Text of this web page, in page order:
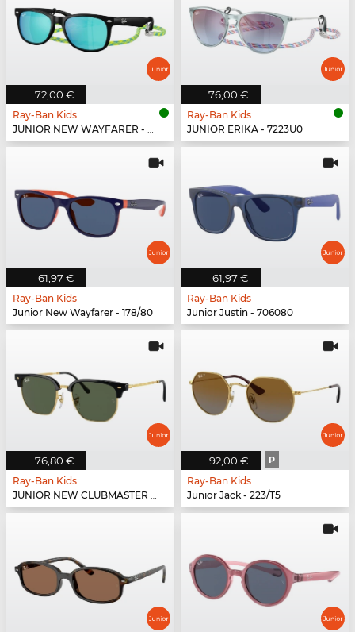
72,00 €
Ray-Ban Kids
JUNIOR NEW WAYFARER - 702855
76,00 €
Ray-Ban Kids
JUNIOR ERIKA - 7223U0
61,97 €
Ray-Ban Kids
Junior New Wayfarer - 178/80
61,97 €
Ray-Ban Kids
Junior Justin - 706080
76,80 €
Ray-Ban Kids
JUNIOR NEW CLUBMASTER - 100/71
92,00 € P
Ray-Ban Kids
Junior Jack - 223/T5